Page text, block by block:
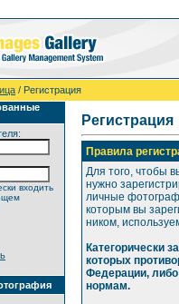
/ Регистрация
входить
Регистрация
Правила
Для того, чтобы
нужно
личные
которым вы
ником,
Категорически
которых
Федерации,
нормам.